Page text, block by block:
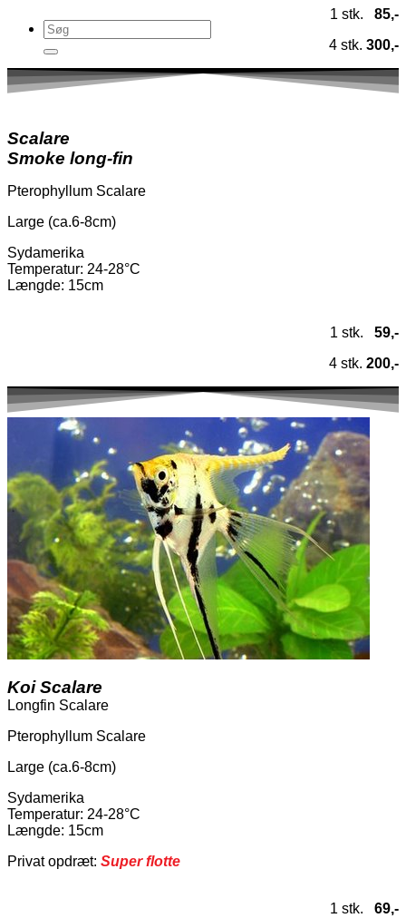
1 stk. 85,-
4 stk. 300,-
Scalare
Smoke long-fin
Pterophyllum Scalare
Large (ca.6-8cm)
Sydamerika
Temperatur: 24-28°C
Længde: 15cm
1 stk. 59,-
4 stk. 200,-
Koi Scalare
Longfin Scalare
Pterophyllum Scalare
Large (ca.6-8cm)
Sydamerika
Temperatur: 24-28°C
Længde: 15cm
Privat opdræt: Super flotte
1 stk.
69,-